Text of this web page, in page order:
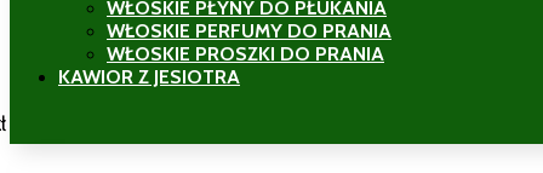
WŁOSKIE PŁYNY DO PŁUKANIA
WŁOSKIE PERFUMY DO PRANIA
WŁOSKIE PROSZKI DO PRANIA
KAWIOR Z JESIOTRA